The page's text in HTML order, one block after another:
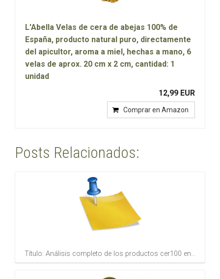
L'Abella Velas de cera de abejas 100% de
España, producto natural puro, directamente
del apicultor, aroma a miel, hechas a mano, 6
velas de aprox. 20 cm x 2 cm, cantidad: 1
unidad
12,99 EUR
Comprar en Amazon
Posts Relacionados:
Título: Análisis completo de los productos cer100 en…